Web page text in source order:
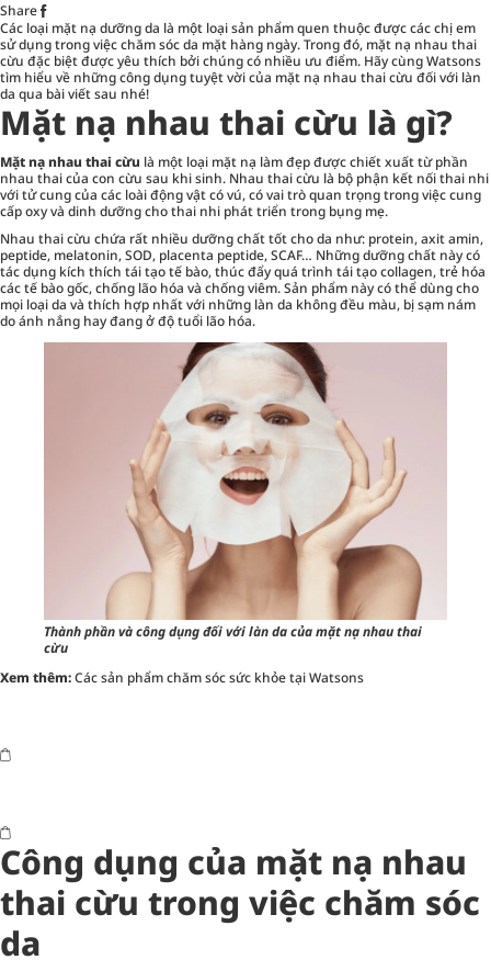
Share
Các loại mặt nạ dưỡng da là một loại sản phẩm quen thuộc được các chị em
sử dụng trong việc chăm sóc da mặt hàng ngày. Trong đó, mặt nạ nhau thai
cừu đặc biệt được yêu thích bởi chúng có nhiều ưu điểm. Hãy cùng Watsons
tìm hiểu về những công dụng tuyệt vời của mặt nạ nhau thai cừu đối với làn
da qua bài viết sau nhé!
Mặt nạ nhau thai cừu là gì?
Mặt nạ nhau thai cừu là một loại mặt nạ làm đẹp được chiết xuất từ phần
nhau thai của con cừu sau khi sinh. Nhau thai cừu là bộ phận kết nối thai nhi
với tử cung của các loài động vật có vú, có vai trò quan trọng trong việc cung
cấp oxy và dinh dưỡng cho thai nhi phát triển trong bụng mẹ.
Nhau thai cừu chứa rất nhiều dưỡng chất tốt cho da như: protein, axit amin,
peptide, melatonin, SOD, placenta peptide, SCAF… Những dưỡng chất này có
tác dụng kích thích tái tạo tế bào, thúc đẩy quá trình tái tạo collagen, trẻ hóa
các tế bào gốc, chống lão hóa và chống viêm. Sản phẩm này có thể dùng cho
mọi loại da và thích hợp nhất với những làn da không đều màu, bị sạm nám
do ánh nắng hay đang ở độ tuổi lão hóa.
Thành phần và công dụng đối với làn da của mặt nạ nhau thai
cừu
Xem thêm:Các sản phẩm chăm sóc sức khỏe tại Watsons
Công dụng của mặt nạ nhau
thai cừu trong việc chăm sóc
da